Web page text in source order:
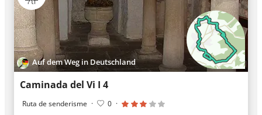
Auf dem Weg in Deutschland
Caminada del Vi I 4
Ruta de senderisme · 0 ·